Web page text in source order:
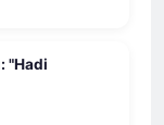
"Hadi